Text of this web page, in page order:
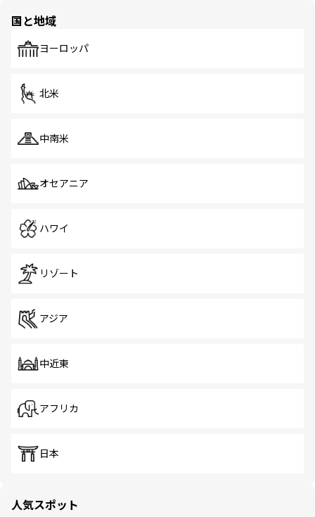
で、ホーカーズは地元の風情を楽しめる外せないスポット
国と地域
ヨーロッパ
北米
中南米
オセアニア
ハワイ
リゾート
アジア
中近東
アフリカ
日本
人気スポット